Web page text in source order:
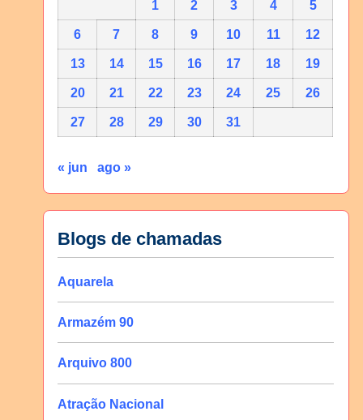
1 2 3 4 5
6 7 8 9 10 11 12
13 14 15 16 17 18 19
20 21 22 23 24 25 26
27 28 29 30 31
« jun ago »
Blogs de chamadas
Aquarela
Armazém 90
Arquivo 800
Atração Nacional